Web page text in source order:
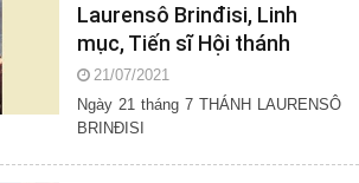
Laurensô Brinđisi, Linh
mục, Tiến sĩ Hội thánh
21/07/2021
Ngày 21 tháng 7 THÁNH LAURENSÔ
BRINĐISI